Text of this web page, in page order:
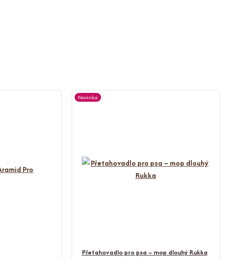
Novinka
Přetahovadlo pro psa – mop dlouhý Rukka